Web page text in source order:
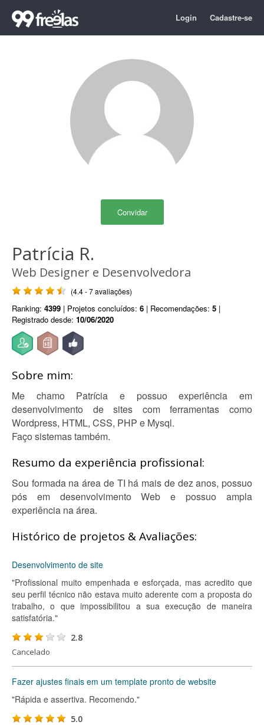
Login Cadastre-se
Convidar
Patrícia R.
Web Designer e Desenvolvedora
(4.4 - 7 avaliações)
Ranking: 4399 | Projetos concluídos: 6 | Recomendações: 5 |
Registrado desde: 10/06/2020
Sobre mim:
Me chamo Patrícia e possuo experiência em
desenvolvimento de sites com ferramentas como
Wordpress, HTML, CSS, PHP e Mysql.
Faço sistemas também.
Resumo da experiência profissional:
Sou formada na área de TI há mais de dez anos, possuo
pós em desenvolvimento Web e possuo ampla
experiência na área.
Histórico de projetos & Avaliações:
Desenvolvimento de site
"Profissional muito empenhada e esforçada, mas acredito que
seu perfil técnico não estava muito aderente com a proposta do
trabalho, o que impossibilitou a sua execução de maneira
satisfatória."
2.8
Cancelado
Fazer ajustes finais em um template pronto de website
"Rápida e assertiva. Recomendo."
5.0